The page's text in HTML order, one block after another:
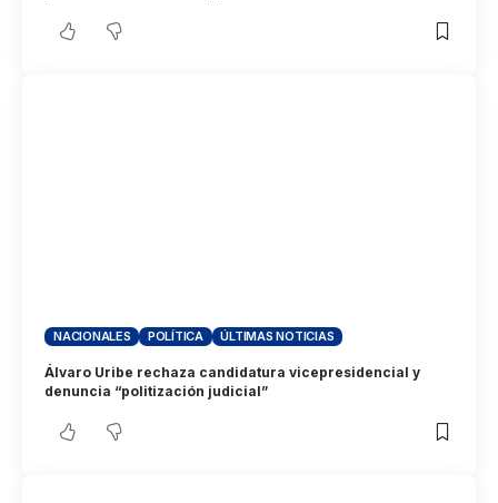
NACIONALES POLÍTICA ÚLTIMAS NOTICIAS
Álvaro Uribe rechaza candidatura vicepresidencial y
denuncia “politización judicial”